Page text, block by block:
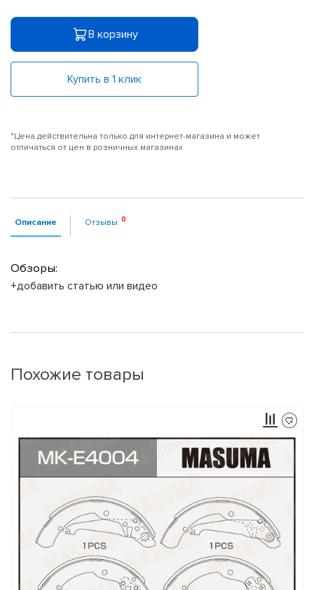
В корзину
Купить в 1 клик
*Цена действительна только для интернет-магазина и может
отличаться от цен в розничных магазинах
Описание Отзывы
Обзоры:
+добавить статью или видео
Похожие товары